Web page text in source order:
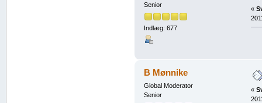
Senior
Indlæg: 677
«
B Mønnike
Global Moderator
Senior
«